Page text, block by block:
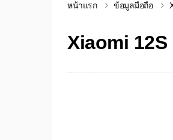
หน้าแรก ข้อมูลมือถือ
Xiaomi 12S